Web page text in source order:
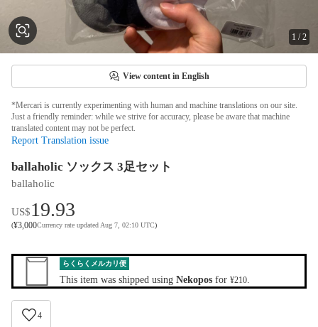
1 /2
View content in English
*Mercari is currently experimenting with human and machine translations on our site.
Just a friendly reminder: while we strive for accuracy, please be aware that machine
translated content may not be perfect.
Report Translation issue
ballaholic ソックス 3足セット
ballaholic
US$19.93
(¥3,000Currency rate updated Aug 7, 02:10 UTC)
らくらくメルカリ便
This item was shipped using Nekopos for ¥210
4